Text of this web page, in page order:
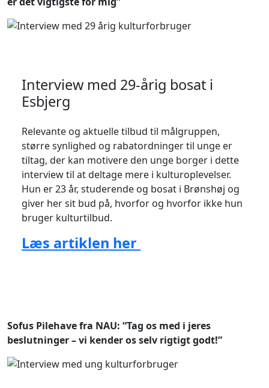
Interview med 29-årig bosat i
Esbjerg
Relevante og aktuelle tilbud til målgruppen,
større synlighed og rabatordninger til unge er
tiltag, der kan motivere den unge borger i dette
interview til at deltage mere i kulturoplevelser.
Hun er 23 år, studerende og bosat i Brønshøj og
giver her sit bud på, hvorfor og hvorfor ikke hun
bruger kulturtilbud.
Læs artiklen her
Sofus Pilehave fra NAU: “Tag os med i jeres
beslutninger – vi kender os selv rigtigt godt!”